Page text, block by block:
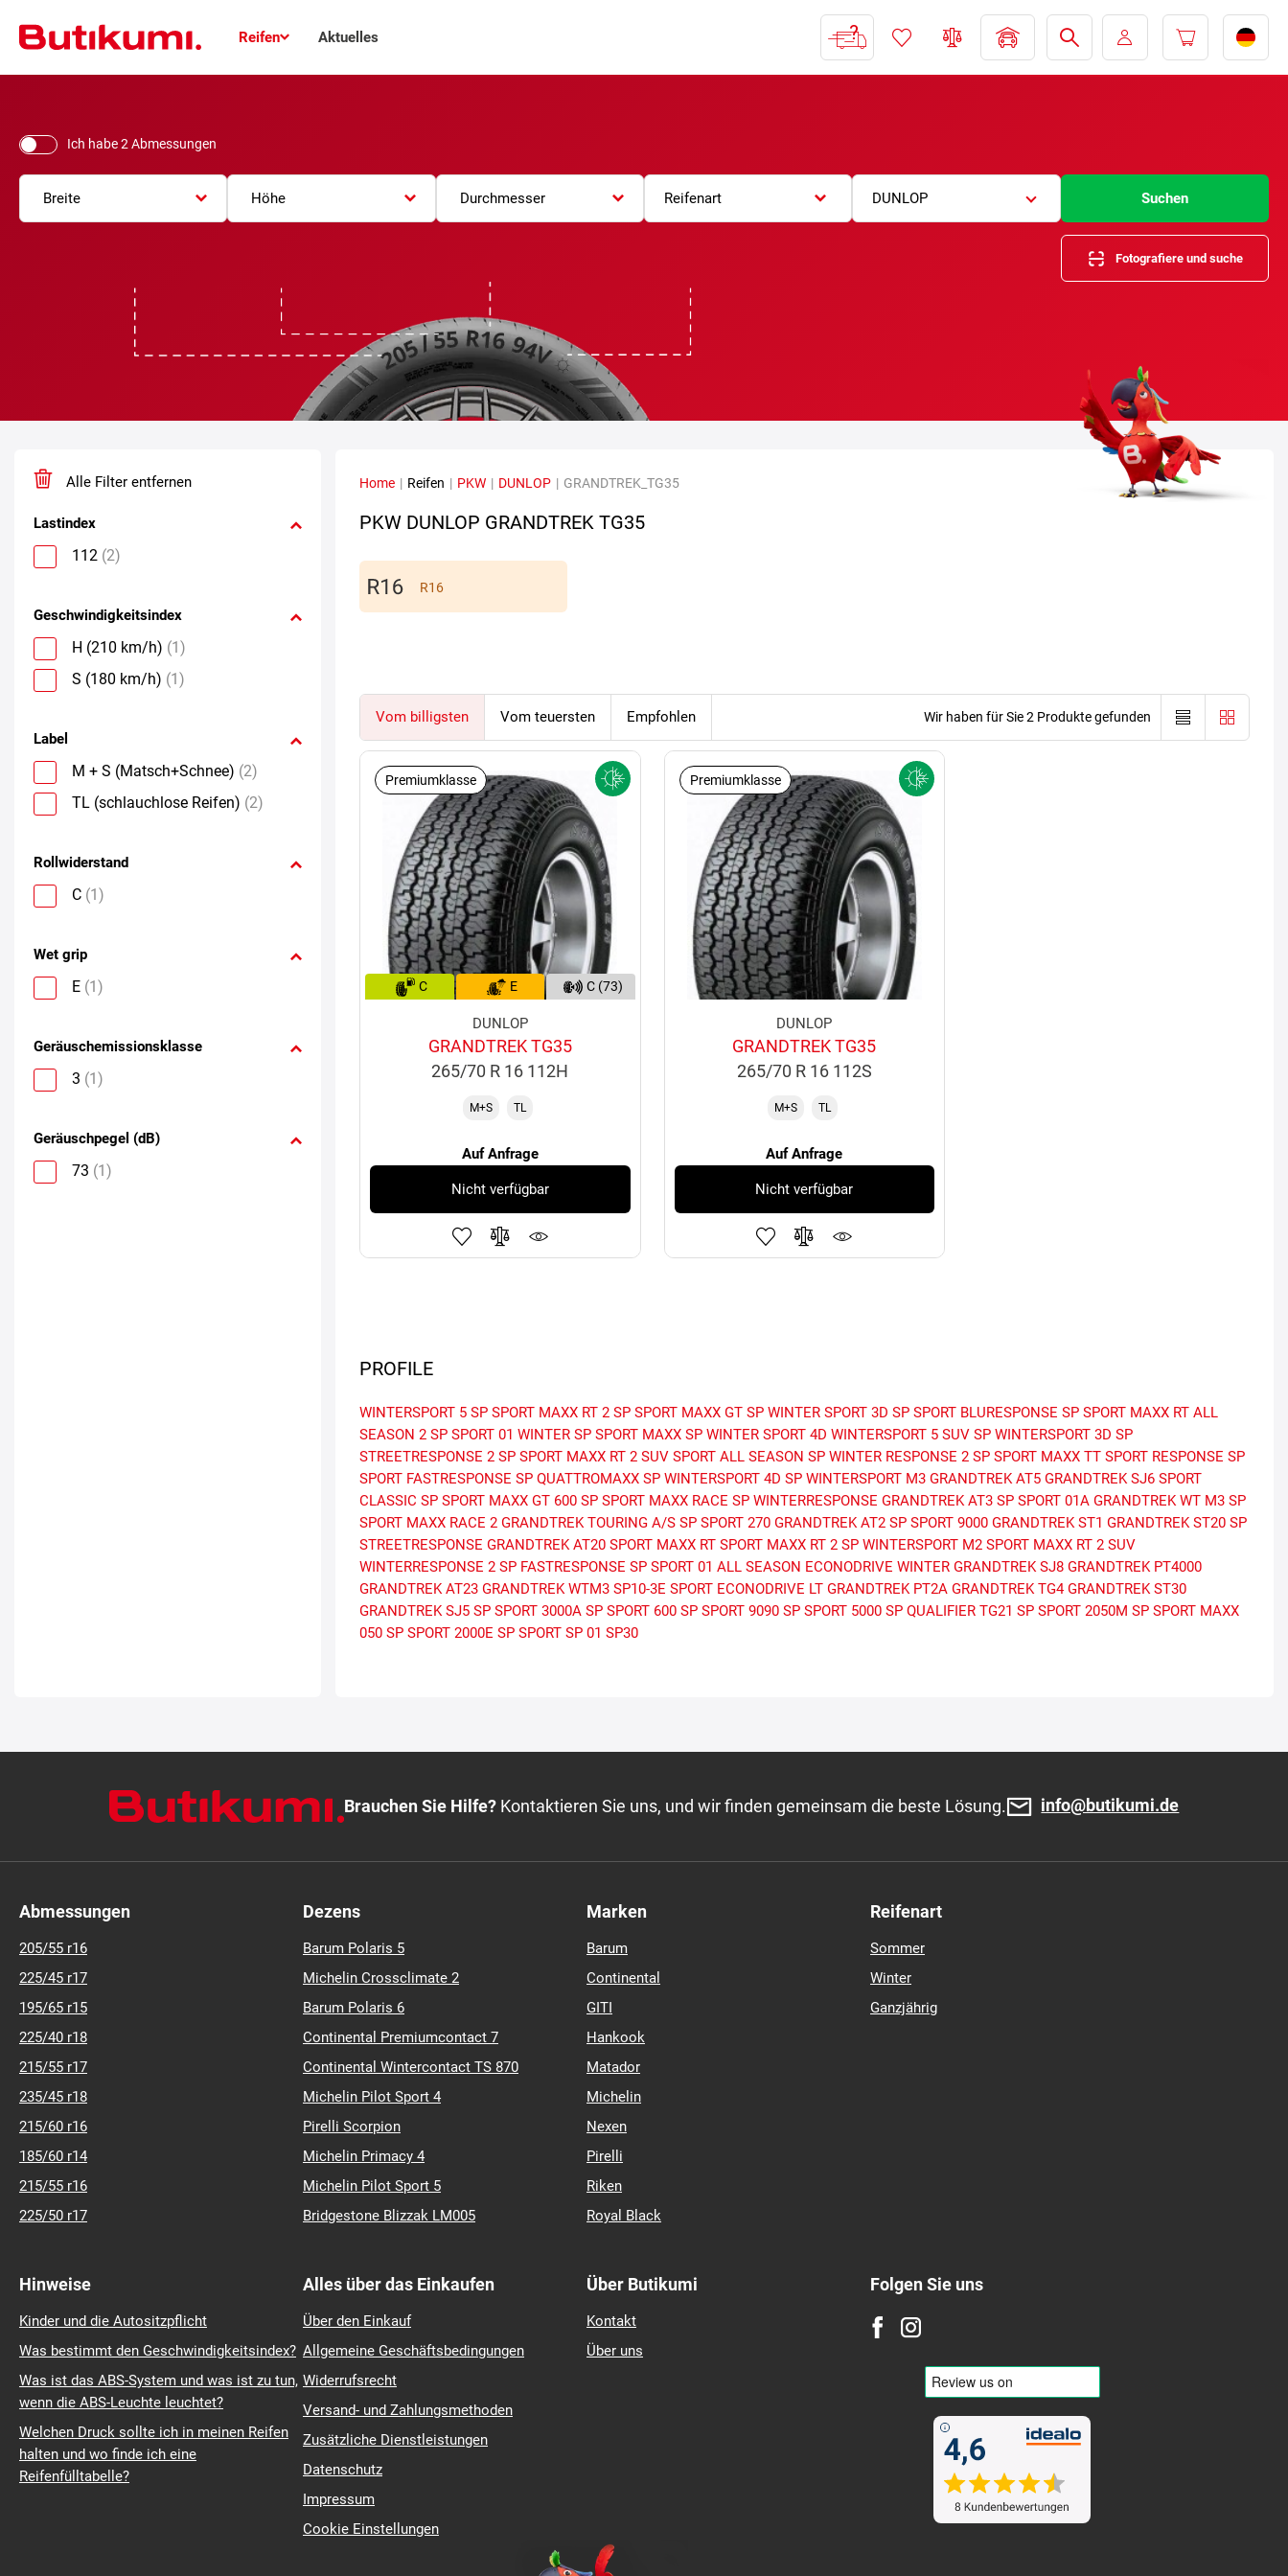
Reifen Aktuelles
Ich habe 2 Abmessungen
Breite Höhe Durchmesser Reifenart DUNLOP Suchen
Fotografiere und suche
Alle Filter entfernen
Lastindex
112 (2)
Geschwindigkeitsindex
H (210 km/h) (1)
S (180 km/h) (1)
Label
M + S (Matsch+Schnee) (2)
TL (schlauchlose Reifen) (2)
Rollwiderstand
C (1)
Wet grip
E (1)
Geräuschemissionsklasse
3 (1)
Geräuschpegel (dB)
73 (1)
Home | Reifen | PKW | DUNLOP | GRANDTREK_TG35
PKW DUNLOP GRANDTREK TG35
R16
Vom billigsten Vom teuersten Empfohlen Wir haben für Sie 2 Produkte gefunden
Premiumklasse
C E C (73)
DUNLOP
GRANDTREK TG35
265/70 R 16 112H
M+S TL
Auf Anfrage
Nicht verfügbar
Premiumklasse
DUNLOP
GRANDTREK TG35
265/70 R 16 112S
M+S TL
Auf Anfrage
Nicht verfügbar
PROFILE
WINTERSPORT 5 SP SPORT MAXX RT 2 SP SPORT MAXX GT SP WINTER SPORT 3D SP SPORT BLURESPONSE SP SPORT MAXX RT ALL
SEASON 2 SP SPORT 01 WINTER SP SPORT MAXX SP WINTER SPORT 4D WINTERSPORT 5 SUV SP WINTERSPORT 3D SP
STREETRESPONSE 2 SP SPORT MAXX RT 2 SUV SPORT ALL SEASON SP WINTER RESPONSE 2 SP SPORT MAXX TT SPORT RESPONSE SP
SPORT FASTRESPONSE SP QUATTROMAXX SP WINTERSPORT 4D SP WINTERSPORT M3 GRANDTREK AT5 GRANDTREK SJ6 SPORT
CLASSIC SP SPORT MAXX GT 600 SP SPORT MAXX RACE SP WINTERRESPONSE GRANDTREK AT3 SP SPORT 01A GRANDTREK WT M3 SP
SPORT MAXX RACE 2 GRANDTREK TOURING A/S SP SPORT 270 GRANDTREK AT2 SP SPORT 9000 GRANDTREK ST1 GRANDTREK ST20 SP
STREETRESPONSE GRANDTREK AT20 SPORT MAXX RT SPORT MAXX RT 2 SP WINTERSPORT M2 SPORT MAXX RT 2 SUV
WINTERRESPONSE 2 SP FASTRESPONSE SP SPORT 01 ALL SEASON ECONODRIVE WINTER GRANDTREK SJ8 GRANDTREK PT4000
GRANDTREK AT23 GRANDTREK WTM3 SP10-3E SPORT ECONODRIVE LT GRANDTREK PT2A GRANDTREK TG4 GRANDTREK ST30
GRANDTREK SJ5 SP SPORT 3000A SP SPORT 600 SP SPORT 9090 SP SPORT 5000 SP QUALIFIER TG21 SP SPORT 2050M SP SPORT MAXX
050 SP SPORT 2000E SP SPORT SP 01 SP30
Brauchen Sie Hilfe? Kontaktieren Sie uns, und wir finden gemeinsam die beste Lösung. info@butikumi.de
Abmessungen
205/55 r16
225/45 r17
195/65 r15
225/40 r18
215/55 r17
235/45 r18
215/60 r16
185/60 r14
215/55 r16
225/50 r17
Dezens
Barum Polaris 5
Michelin Crossclimate 2
Barum Polaris 6
Continental Premiumcontact 7
Continental Wintercontact TS 870
Michelin Pilot Sport 4
Pirelli Scorpion
Michelin Primacy 4
Michelin Pilot Sport 5
Bridgestone Blizzak LM005
Marken
Barum
Continental
GITI
Hankook
Matador
Michelin
Nexen
Pirelli
Riken
Royal Black
Reifenart
Sommer
Winter
Ganzjährig
Hinweise
Kinder und die Autositzpflicht
Was bestimmt den Geschwindigkeitsindex?
Was ist das ABS-System und was ist zu tun,
wenn die ABS-Leuchte leuchtet?
Welchen Druck sollte ich in meinen Reifen
halten und wo finde ich eine
Reifenfülltabelle?
Alles über das Einkaufen
Über den Einkauf
Allgemeine Geschäftsbedingungen
Widerrufsrecht
Versand- und Zahlungsmethoden
Zusätzliche Dienstleistungen
Datenschutz
Impressum
Cookie Einstellungen
Über Butikumi
Kontakt
Über uns
Folgen Sie uns